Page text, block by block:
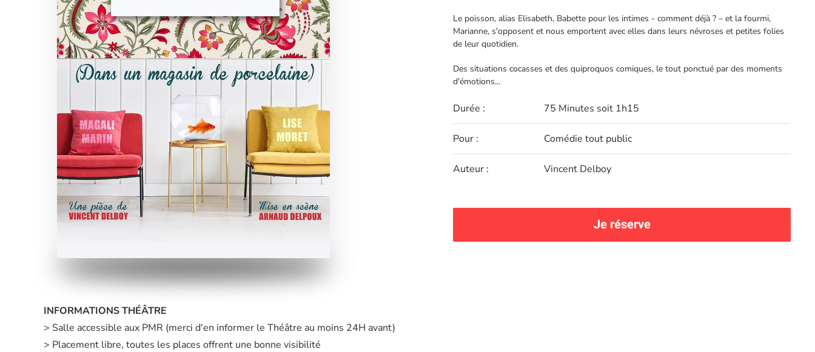
Le poisson, alias Elisabeth, Babette pour les intimes - comment déjà ? – et la fourmi,
Marianne, s'opposent et nous emportent avec elles dans leurs névroses et petites folies
de leur quotidien.
Des situations cocasses et des quiproquos comiques, le tout ponctué par des moments
d'émotions...
Durée : 75 Minutes soit 1h15
Pour : Comédie tout public
Auteur : Vincent Delboy
Je réserve
INFORMATIONS THÉÂTRE
> Salle accessible aux PMR (merci d'en informer le Théâtre au moins 24H avant)
> Placement libre, toutes les places offrent une bonne visibilité